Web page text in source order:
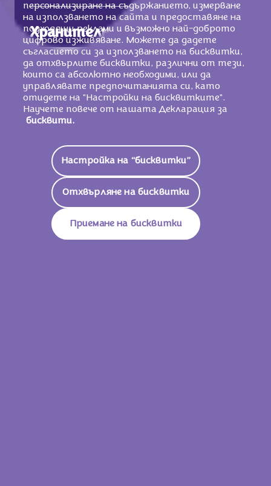
Хранителни стойности
Енергийна Стойност
2251 KJ /539
Kcal
Мазнини 31g
От Които Наситени
Въглехидрати 57g
От Които Захари 55g
Влакнини 2,3g
Белтъци 6,5g
персонализиране на съдържанието, измерване
на използването на сайта и предоставяне на
подходящи реклами и възможно най-доброто
цифрово изживяване. Можете да дадете
съгласието си за използването на бисквитки,
да отхвърлите бисквитки, различни от тези,
които са абсолютно необходими, или да
управлявате предпочитанията си, като
отидете на "Настройки на бисквитките".
Научете повече от нашата Декларация за
бисквити.
Настройка на “бисквитки”
Отхвърляне на бисквитки
Приемане на бисквитки